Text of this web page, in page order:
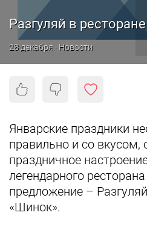
Разгуляй в
28 декабря · Новости
Январские праздники
правильно и со вкусом,
праздничное
легендарного
предложение –
«Шинок».